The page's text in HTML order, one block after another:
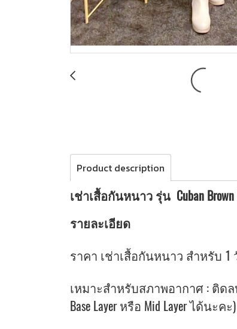
Product description
เช่าเสื้อกันหนาว รุ่น Cuban Brown
รายละเอียด
ราคา เช่าเสื้อกันหนาว สำหรับ
เหมาะสำหรับสภาพอากาศ : ติด
Base Layer หรือ Mid Layer ได้นะคะ)